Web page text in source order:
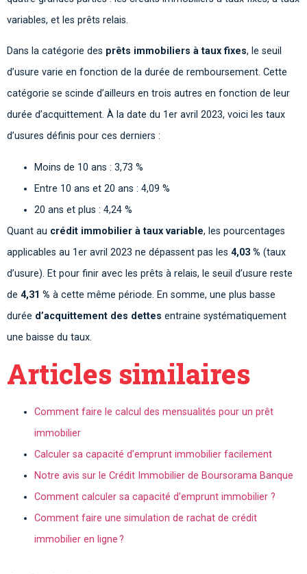
variables, et les prêts relais.
Dans la catégorie des prêts immobiliers à taux fixes, le seuil
d’usure varie en fonction de la durée de remboursement. Cette
catégorie se scinde d’ailleurs en trois autres en fonction de leur
durée d’acquittement. À la date du 1er avril 2023, voici les taux
d’usures définis pour ces derniers :
Moins de 10 ans : 3,73 %
Entre 10 ans et 20 ans : 4,09 %
20 ans et plus : 4,24 %
Quant au crédit immobilier à taux variable, les pourcentages
applicables au 1er avril 2023 ne dépassent pas les 4,03 % (taux
d’usure). Et pour finir avec les prêts à relais, le seuil d’usure reste
de 4,31 % à cette même période. En somme, une plus basse
durée d’acquittement des dettes entraine systématiquement
une baisse du taux.
Articles similaires
Comment faire le calcul des mensualités pour un prêt
immobilier
Calculer sa capacité d’emprunt immobilier facilement
Notre avis sur le Crédit Immobilier de Boursorama Banque
Comment calculer sa capacité d’emprunt immobilier ?
Comment faire une simulation de rachat de crédit
immobilier en ligne ?